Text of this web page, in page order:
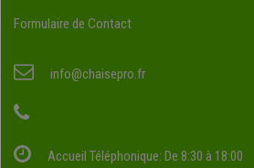
Formulaire de Contact
info@chaisepro.fr
Accueil Téléphonique: De 8:30 à 18:00